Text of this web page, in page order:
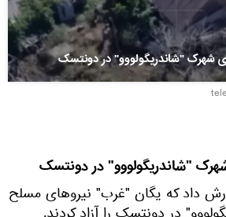
شهرک "شاندریگولووو" در دونتسک
"شاندریگولووو" در دونتسک
داد که یگان "غرب" نیروهای مسلح